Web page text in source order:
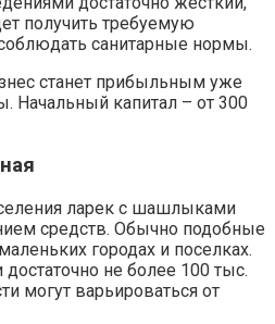
получить требуемую
санитарные нормы.
станет прибыльным уже
Начальный капитал – от 300
ларек с шашлыками
средств. Обычно подобные
городах и поселках.
не более 100 тыс.
могут варьироваться от